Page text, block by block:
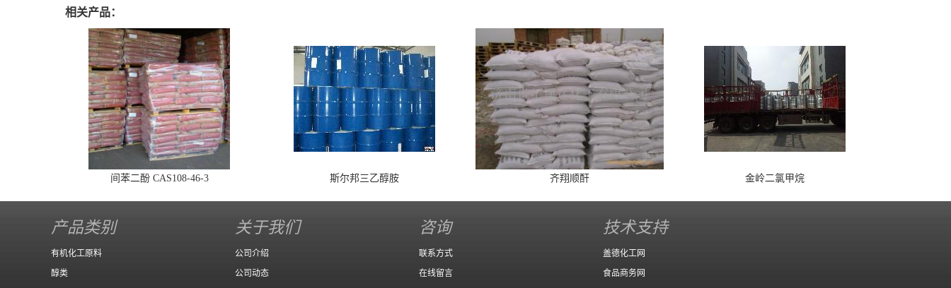
相关产品：
间苯二酚 CAS108-46-3 斯尔邦三乙醇胺 齐翔顺酐 金岭二氯甲烷
产品类别
有机化工原料
醇类
关于我们
公司介绍
公司动态
咨询
联系方式
在线留言
技术支持
盖德化工网
食品商务网